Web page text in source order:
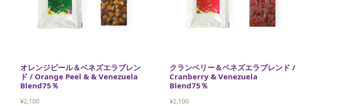
オレンジピール＆ベネズエラブレン
ド / Orange Peel & & Venezuela
Blend75％
¥2,100
クランベリー＆ベネズエラブレンド /
Cranberry & Venezuela
Blend75％
¥2,100